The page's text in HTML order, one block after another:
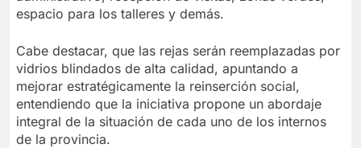
espacio para los talleres y demás.
Cabe destacar, que las rejas serán reemplazadas por
vidrios blindados de alta calidad, apuntando a
mejorar estratégicamente la reinserción social,
entendiendo que la iniciativa propone un abordaje
integral de la situación de cada uno de los internos
de la provincia.